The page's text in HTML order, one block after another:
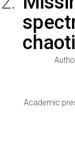
Academic